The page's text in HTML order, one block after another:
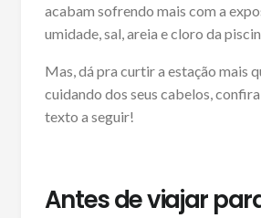
acabam sofrendo mais com a
umidade, sal, areia e cloro da
Mas, dá pra curtir a estação mais
cuidando dos seus cabelos,
texto a seguir!
Antes de viajar